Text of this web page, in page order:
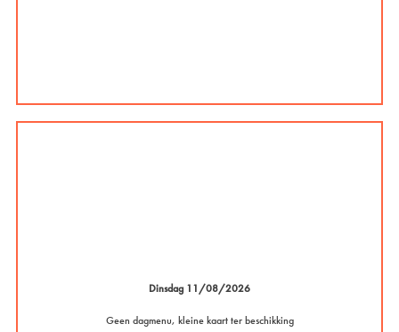
Dinsdag 11/08/2026
Geen dagmenu, kleine kaart ter beschikking